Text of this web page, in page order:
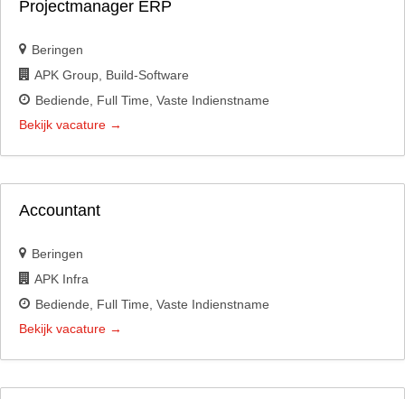
Projectmanager ERP
Beringen
APK Group Build-Software
Bediende
Full Time Vaste Indienstname
Bekijk vacature
Accountant
Beringen
APK Infra
Bediende
Full Time Vaste Indienstname
Bekijk vacature